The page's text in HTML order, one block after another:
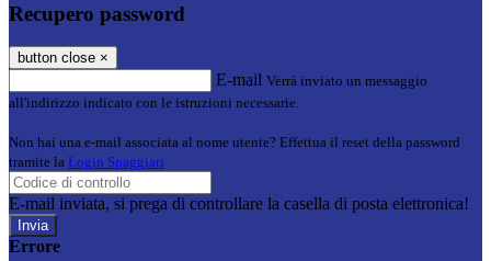
Recupero password
button close ×
E-mail Verrà inviato un messaggio
all'indirizzo indicato con le istruzioni necessarie.
Non hai una e-mail associata al nome utente? Effettua il reset della password
tramite la Login Spaggiari
E-mail inviata, si prega di controllare la casella di posta elettronica!
Errore